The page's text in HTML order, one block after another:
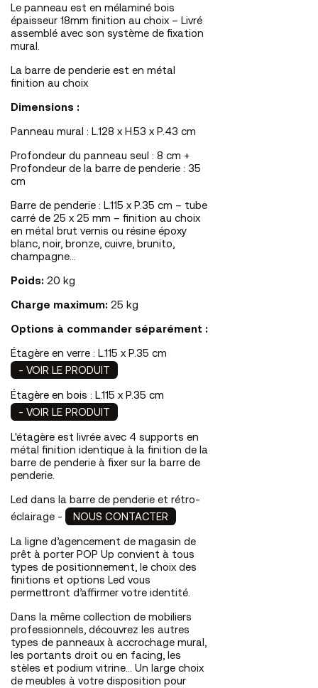
Le panneau est en mélaminé bois
épaisseur 18mm finition au choix – Livré
assemblé avec son système de fixation
mural.
La barre de penderie est en métal
finition au choix
Dimensions :
Panneau mural : L.128 x H.53 x P.43 cm
Profondeur du panneau seul : 8 cm +
Profondeur de la barre de penderie : 35
cm
Barre de penderie : L.115 x P.35 cm – tube
carré de 25 x 25 mm – finition au choix
en métal brut vernis ou résine époxy
blanc, noir, bronze, cuivre, brunito,
champagne...
Poids: 20 kg
Charge maximum: 25 kg
Options à commander séparément :
Étagère en verre : L.115 x P.35 cm
- VOIR LE PRODUIT
Étagère en bois : L.115 x P.35 cm
- VOIR LE PRODUIT
L'étagère est livrée avec 4 supports en
métal finition identique à la finition de la
barre de penderie à fixer sur la barre de
penderie.
Led dans la barre de penderie et rétro-
éclairage -
NOUS CONTACTER
La ligne d’agencement de magasin de
prêt à porter POP Up convient à tous
types de positionnement, le choix des
finitions et options Led vous
permettront d’affirmer votre identité.
Dans la même collection de mobiliers
professionnels, découvrez les autres
types de panneaux à accrochage mural,
les portants droit ou en facing, les
stèles et podium vitrine… Un large choix
de meubles à votre disposition pour